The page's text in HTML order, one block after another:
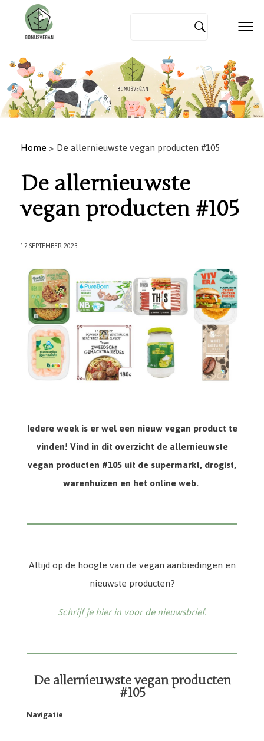
Home> De allernieuwste vegan producten #105
De allernieuwste
vegan producten #105
12 SEPTEMBER 2023
Iedere week is er wel een nieuw vegan product te
vinden! Vind in dit overzicht de allernieuwste
vegan producten #105 uit de supermarkt, drogist,
warenhuizen en het online web.
Altijd op de hoogte van de vegan aanbiedingen en
nieuwste producten?
Schrijf je hier in voor de nieuwsbrief.
De allernieuwste vegan producten
#105
Navigatie